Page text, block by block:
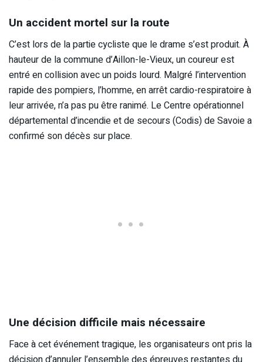
Un accident mortel sur la route
C’est lors de la partie cycliste que le drame s’est produit. À
hauteur de la commune d’Aillon-le-Vieux, un coureur est
entré en collision avec un poids lourd. Malgré l’intervention
rapide des pompiers, l’homme, en arrêt cardio-respiratoire à
leur arrivée, n’a pas pu être ranimé. Le Centre opérationnel
départemental d’incendie et de secours (Codis) de Savoie a
confirmé son décès sur place.
Une décision difficile mais nécessaire
Face à cet événement tragique, les organisateurs ont pris la